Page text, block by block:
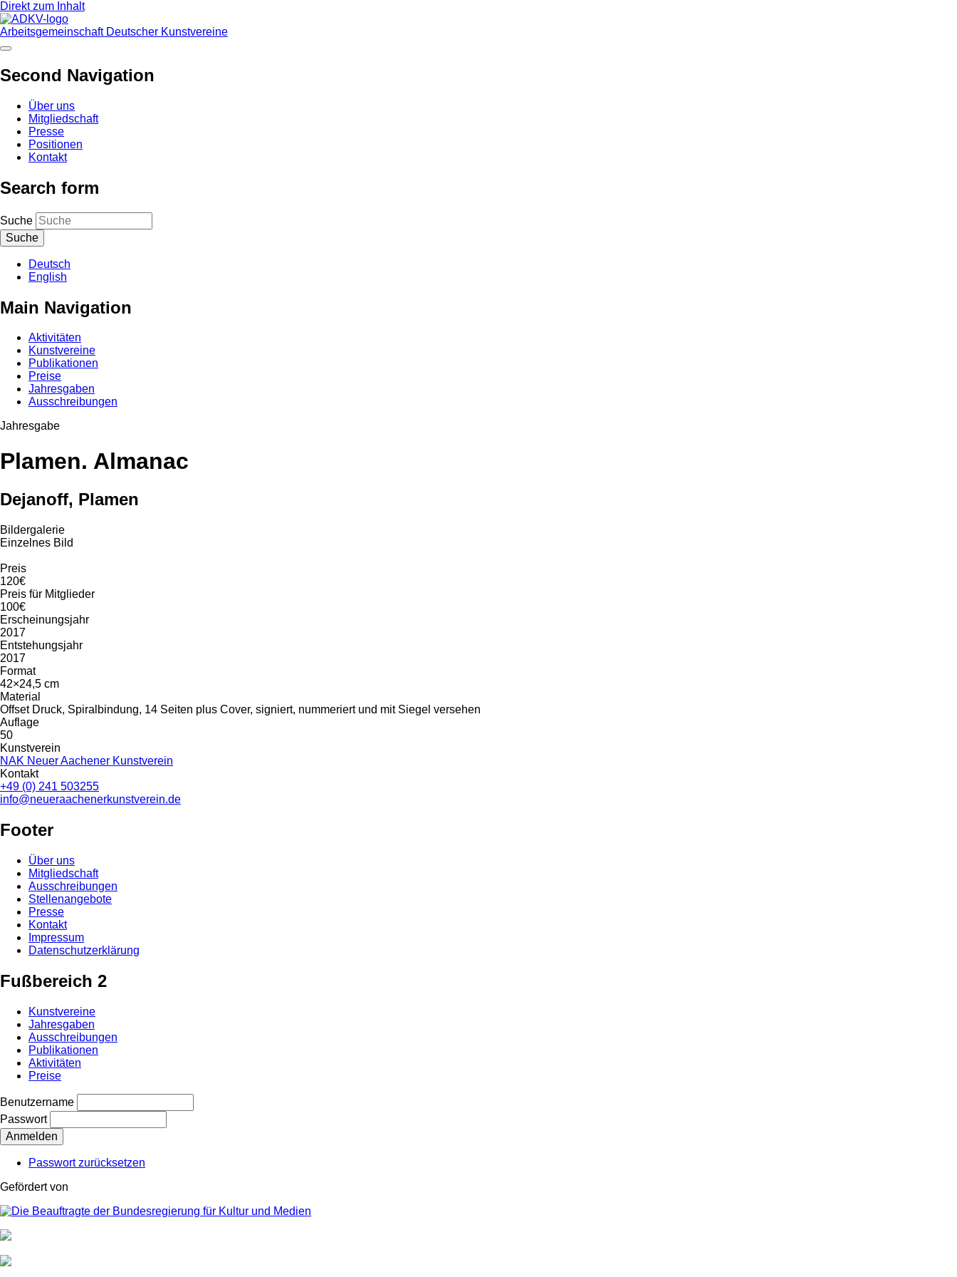
Direkt zum Inhalt
Arbeitsgemeinschaft Deutscher Kunstvereine
Second Navigation
Über uns
Mitgliedschaft
Presse
Positionen
Kontakt
Search form
Suche
Deutsch
English
Main Navigation
Aktivitäten
Kunstvereine
Publikationen
Preise
Jahresgaben
Ausschreibungen
Jahresgabe
Plamen. Almanac
Dejanoff, Plamen
Bildergalerie
Einzelnes Bild
Preis
120€
Preis für Mitglieder
100€
Erscheinungsjahr
2017
Entstehungsjahr
2017
Format
42×24,5 cm
Material
Offset Druck, Spiralbindung, 14 Seiten plus Cover, signiert, nummeriert und mit Siegel versehen
Auflage
50
Kunstverein
NAK Neuer Aachener Kunstverein
Kontakt
+49 (0) 241 503255
info@neueraachenerkunstverein.de
Footer
Über uns
Mitgliedschaft
Ausschreibungen
Stellenangebote
Presse
Kontakt
Impressum
Datenschutzerklärung
Fußbereich 2
Kunstvereine
Jahresgaben
Ausschreibungen
Publikationen
Aktivitäten
Preise
Benutzername
Passwort
Passwort zurücksetzen
Gefördert von